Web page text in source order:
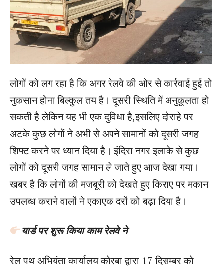
लोगों को लग रहा है कि अगर रेलवे की ओर से कार्रवाई हुई तो
नुकसान होना बिल्कुल तय है। दूसरी स्थिति में अनुकूलता हो
सकती है लेकिन यह भी एक दुविधा है,इसलिए दोराहे पर
अटके कुछ लोगों ने अभी से अपने सामानों को दूसरी जगह
शिफ्ट करने पर ध्यान दिया है। इंदिरा नगर इलाके से कुछ
लोगों को दूसरी जगह सामान ले जाते हुए आज देखा गया।
खबर है कि लोगों की मजबूरी को देखते हुए किराए पर मकान
उपलब्ध कराने वालों ने एकाएक दरों को बढ़ा दिया है।
यार्ड पर शुरू किया काम रेलवे ने
रेल पथ अभियंता कार्यालय कोरबा द्वारा 17 दिसम्बर को